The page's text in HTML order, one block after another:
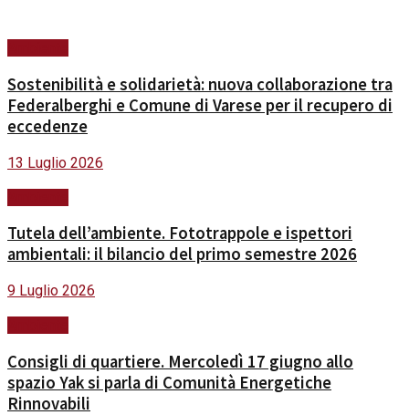
Sostenibilità e solidarietà: nuova collaborazione tra
Federalberghi e Comune di Varese per il recupero di
eccedenze
13 Luglio 2026
Tutela dell’ambiente. Fototrappole e ispettori
ambientali: il bilancio del primo semestre 2026
9 Luglio 2026
Consigli di quartiere. Mercoledì 17 giugno allo
spazio Yak si parla di Comunità Energetiche
Rinnovabili